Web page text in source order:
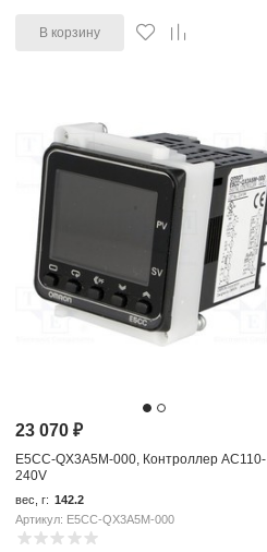
В корзину
23 070₽
E5CC-QX3A5M-000, Контроллер AC110-
240V
вес, г: 142.2
Артикул: E5CC-QX3A5M-000